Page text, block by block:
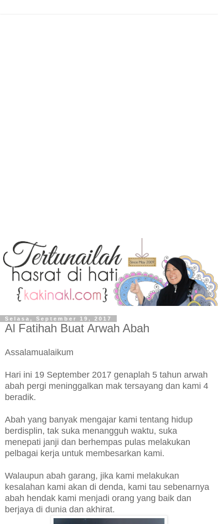
Selasa, September 19, 2017
Al Fatihah Buat Arwah Abah
Assalamualaikum
Hari ini 19 September 2017 genaplah 5 tahun arwah
abah pergi meninggalkan mak tersayang dan kami 4
beradik.
Abah yang banyak mengajar kami tentang hidup
berdisplin, tak suka menangguh waktu, suka
menepati janji dan berhempas pulas melakukan
pelbagai kerja untuk membesarkan kami.
Walaupun abah garang, jika kami melakukan
kesalahan kami akan di denda, kami tau sebenarnya
abah hendak kami menjadi orang yang baik dan
berjaya di dunia dan akhirat.